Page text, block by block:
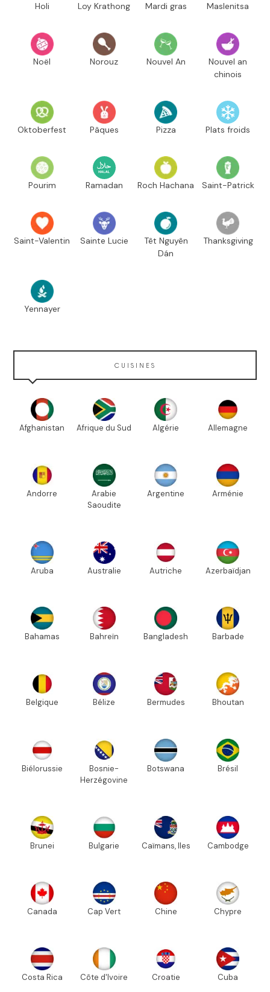
Holi Loy Krathong Mardi gras Maslenitsa
Noël Norouz Nouvel An
Nouvel an
chinois
Oktoberfest Pâques Pizza Plats froids
Pourim Ramadan Roch Hachana Saint-Patrick
Saint-Valentin Sainte Lucie
Têt Nguyên
Dán
Thanksgiving
Yennayer
CUISINES
Afghanistan Afrique du Sud Algérie Allemagne
Andorre
Arabie
Saoudite
Argentine Arménie
Aruba Australie Autriche Azerbaïdjan
Bahamas Bahreïn Bangladesh Barbade
Belgique Bélize Bermudes Bhoutan
Biélorussie
Bosnie-
Herzégovine
Botswana Brésil
Brunei Bulgarie Caïmans, Iles Cambodge
Canada Cap Vert Chine Chypre
Costa Rica Côte d'Ivoire Croatie Cuba